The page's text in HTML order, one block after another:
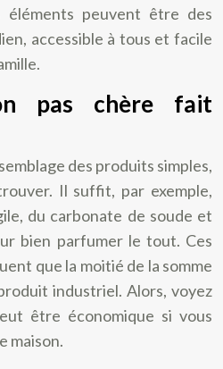
éléments peuvent être des
accessible à tous et facile
pas chère fait
des produits simples,
Il suffit, par exemple,
du carbonate de soude et
bien parfumer le tout. Ces
que la moitié de la somme
industriel. Alors, voyez
être économique si vous
maison.